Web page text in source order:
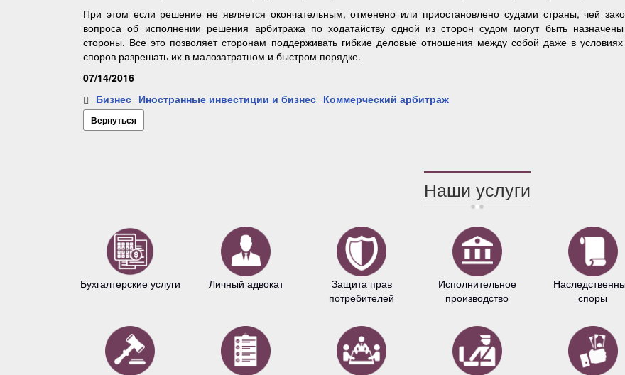
При этом если решение не является окончательным, отменено или приостановлено судами страны, чей
вопроса об исполнении решения арбитража по ходатайству одной из сторон судом могут быть
стороны. Все это позволяет сторонам поддерживать гибкие деловые отношения между собой даже в
споров разрешать их в малозатратном и быстром порядке.
07/14/2016
Бизнес Иностранные инвестиции и бизнес Коммерческий арбитраж
Вернуться
Наши услуги
Бухгалтерские услуги Личный адвокат
Защита прав
потребителей
Исполнительное
производство
споры